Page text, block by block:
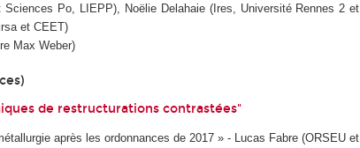
Po, LIEPP), Noëlie Delahaie (Ires, Université Rennes 2 et
et CEET)
Max Weber)
de restructurations contrastées"
après les ordonnances de 2017 » - Lucas Fabre (ORSEU et